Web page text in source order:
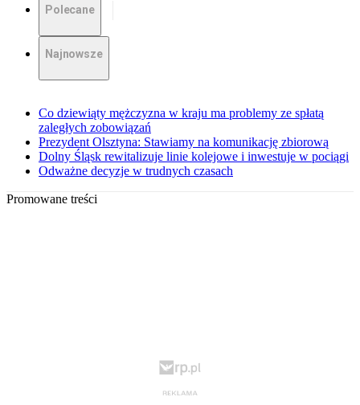
Polecane
Najnowsze
Co dziewiąty mężczyzna w kraju ma problemy ze spłatą
zaległych zobowiązań
Prezydent Olsztyna: Stawiamy na komunikację zbiorową
Dolny Śląsk rewitalizuje linie kolejowe i inwestuje w pociągi
Odważne decyzje w trudnych czasach
Promowane treści